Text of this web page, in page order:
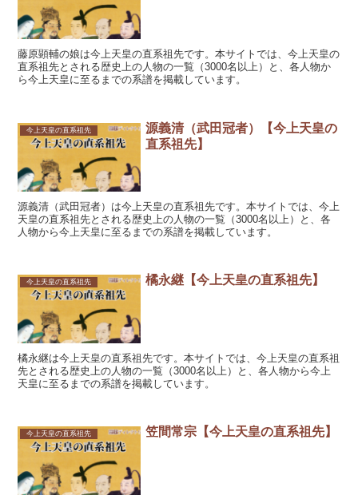
藤原顕輔の娘は今上天皇の直系祖先です。本サイトでは、今上天皇の
直系祖先とされる歴史上の人物の一覧（3000名以上）と、各人物か
ら今上天皇に至るまでの系譜を掲載しています。
今上天皇の直系祖先
源義清（武田冠者）【今上天皇の
直系祖先】
源義清（武田冠者）は今上天皇の直系祖先です。本サイトでは、今上
天皇の直系祖先とされる歴史上の人物の一覧（3000名以上）と、各
人物から今上天皇に至るまでの系譜を掲載しています。
今上天皇の直系祖先 橘永継【今上天皇の直系祖先】
橘永継は今上天皇の直系祖先です。本サイトでは、今上天皇の直系祖
先とされる歴史上の人物の一覧（3000名以上）と、各人物から今上
天皇に至るまでの系譜を掲載しています。
今上天皇の直系祖先 笠間常宗【今上天皇の直系祖先】